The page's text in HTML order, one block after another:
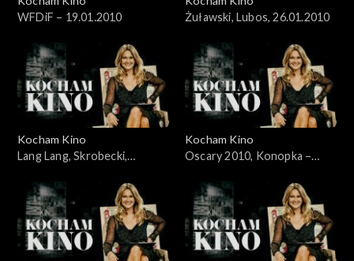
WFDiF – 19.01.2010
Żuławski, Lubos, 26.01.2010
Kocham Kino
Lang Lang, Skrobecki,
Kocham Kino
Oscary 2010, Konopka –